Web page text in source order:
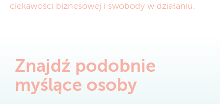
ciekawości biznesowej i swobody w działaniu.
Znajdź podobnie
myślące osoby